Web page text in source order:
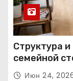
Структура
семейной
Июн 24,